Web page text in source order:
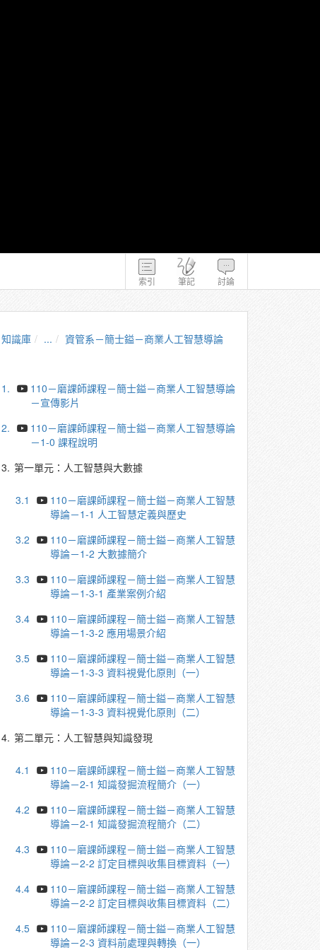
索引 筆記 討論
知識庫 ... 資管系－簡士鎰－商業人工智慧導論
1.
110－磨課師課程－簡士鎰－商業人工智慧導論
－宣傳影片
2.
110－磨課師課程－簡士鎰－商業人工智慧導論
－1-0 課程說明
3. 第一單元：人工智慧與大數據
3.1
110－磨課師課程－簡士鎰－商業人工智慧
導論－1-1 人工智慧定義與歷史
3.2
110－磨課師課程－簡士鎰－商業人工智慧
導論－1-2 大數據簡介
3.3
110－磨課師課程－簡士鎰－商業人工智慧
導論－1-3-1 產業案例介紹
3.4
110－磨課師課程－簡士鎰－商業人工智慧
導論－1-3-2 應用場景介紹
3.5
110－磨課師課程－簡士鎰－商業人工智慧
導論－1-3-3 資料視覺化原則（一）
3.6
110－磨課師課程－簡士鎰－商業人工智慧
導論－1-3-3 資料視覺化原則（二）
4. 第二單元：人工智慧與知識發現
4.1
110－磨課師課程－簡士鎰－商業人工智慧
導論－2-1 知識發掘流程簡介（一）
4.2
110－磨課師課程－簡士鎰－商業人工智慧
導論－2-1 知識發掘流程簡介（二）
4.3
110－磨課師課程－簡士鎰－商業人工智慧
導論－2-2 訂定目標與收集目標資料（一）
4.4
110－磨課師課程－簡士鎰－商業人工智慧
導論－2-2 訂定目標與收集目標資料（二）
4.5
110－磨課師課程－簡士鎰－商業人工智慧
導論－2-3 資料前處理與轉換（一）